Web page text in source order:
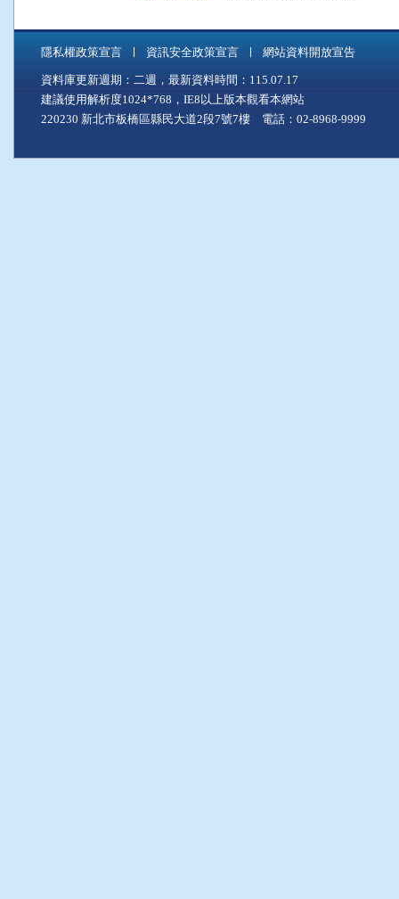
隱私權政策宣言 資訊安全政策宣言 網站資料開放宣告
資料庫更新週期：二週，最新資料時間：115.07.17
建議使用解析度1024*768，IE8以上版本觀看本網站
220230 新北市板橋區縣民大道2段7號7樓 電話：02-8968-9999